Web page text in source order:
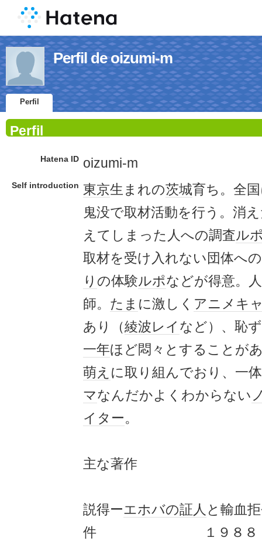
Perfil de oizumi-m
Perfil
Perfil
Hatena ID oizumi-m
Self introduction 東京生まれの茨城育ち。全
鬼没で取材活動を行う。消
えてしまった人への調査ル
取材を受け入れない団体へ
り の体験ルポなどが得意。
師。 たま に激しく アニメ キ
あり（綾波レイ など）、恥
一年ほど悶々とすることが
萌え に取り組んでおり、一
マなんだかよくわからない
イター。
主な著作
説得ーエホバの証人 と輸血
件 １９８